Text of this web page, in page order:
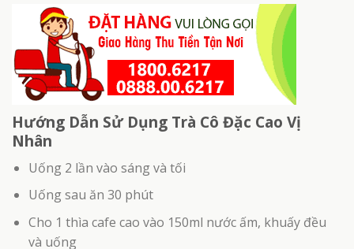
Hướng Dẫn Sử Dụng Trà Cô Đặc Cao Vị
Nhân
Uống 2 lần vào sáng và tối
Uống sau ăn 30 phút
Cho 1 thìa cafe cao vào 150ml nước ấm, khuấy đều
và uống